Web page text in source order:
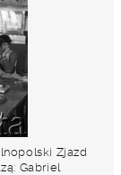
Zjazd
Gabriel